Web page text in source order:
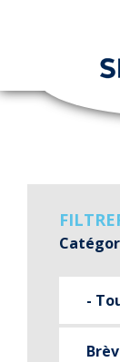
Aller
-